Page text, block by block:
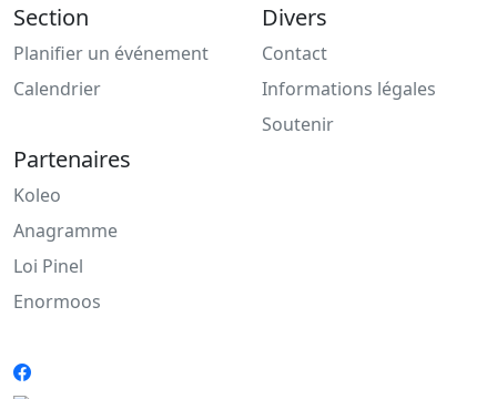
Section
Planifier un événement
Calendrier
Divers
Contact
Informations légales
Soutenir
Partenaires
Koleo
Anagramme
Loi Pinel
Enormoos